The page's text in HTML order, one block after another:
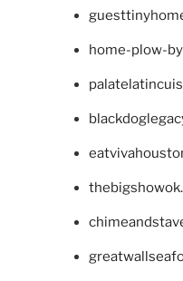
home-plow-